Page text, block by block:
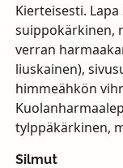
Kierteisesti.
suippokärkinen,
verran
liuskainen),
himmeähkön
tylppäkärkinen,
Silmut